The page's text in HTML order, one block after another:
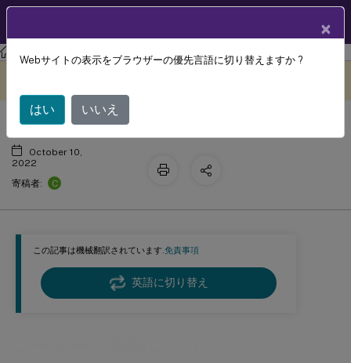
Profile Management Profile Management 2206
この記事は機械翻訳されています.免責事項
英語に切り替え
ユーザーの強制ログオフ
October 10,
2022
寄稿者:
C
×
Webサイトの表示をブラウザーの優先言語に切り替えますか ?
はい いいえ